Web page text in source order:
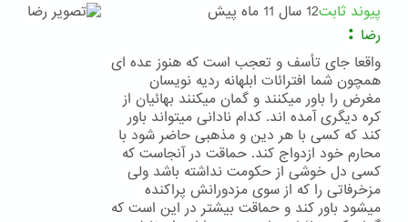
پیوند ثابت12 سال 11 ماه پیش
رضا :
واقعا جای تأسف و تعجب است که هنوز عده ای
همچون شما افترائات ابلهانه ردیه نویسان
مغرض را باور میکنند و گمان میکنند بهائیان از
کره دیگری آمده اند. کدام نادانی میتواند باور
کند که کسی با هر دین و مذهبی حاضر شود با
محارم خود ازدواج کند. حماقت در آنجاست که
کسی دل خوشی از حکومت نداشته باشد ولی
مزخرفاتی را که از سوی مزدورانش پراکنده
میشود باور کند و حماقت بیشتر در این است که